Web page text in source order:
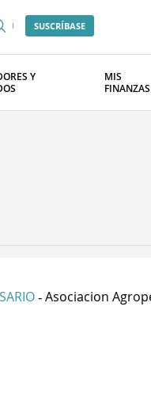
SUSCRÍBASE
Y
MIS
FINANZAS
- Asociacion